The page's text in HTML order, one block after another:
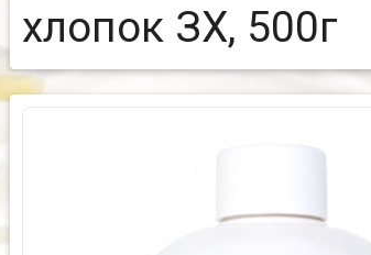
хлопок ЗХ, 500г